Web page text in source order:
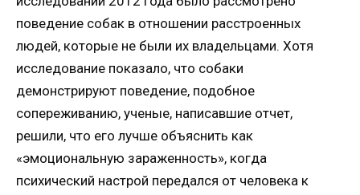
поведение собак в отношении расстроенных
людей, которые не были их владельцами. Хотя
исследование показало, что собаки
демонстрируют поведение, подобное
сопереживанию, ученые, написавшие отчет,
решили, что его лучше объяснить как
«эмоциональную зараженность», когда
психический настрой передался от человека к